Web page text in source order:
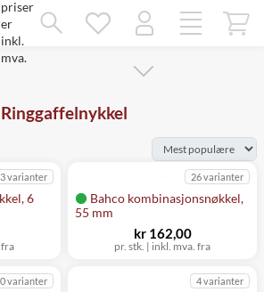
priser
er
inkl.
mva.
Ringgaffelnykkel
6
varianter
fra
Bahco kombinasjonsnøkkel,
55 mm
26 varianter
pr. stk. | inkl. mva. fra
kr 162,00
varianter 4 varianter